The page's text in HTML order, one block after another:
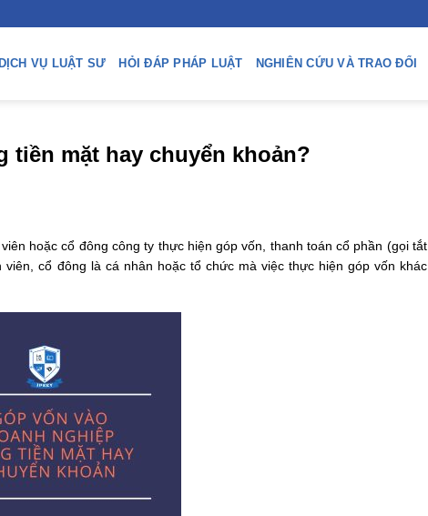
DỊCH VỤ LUẬT SƯ HỎI ĐÁP PHÁP LUẬT NGHIÊN CỨU VÀ TRAO ĐỔI
tiền mặt hay chuyển khoản?
hoặc cổ đông công ty thực hiệngóp vốn, thanh toán cổ phần (gọi tắt
cổ đông là cá nhân hoặc tổ chức mà việc thực hiện góp vốn khác